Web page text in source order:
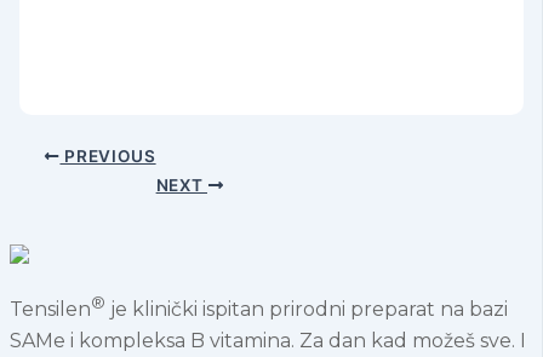
PREVIOUS
NEXT
Tensilen® je klinički ispitan prirodni preparat na bazi
SAMe i kompleksa B vitamina. Za dan kad možeš sve. I